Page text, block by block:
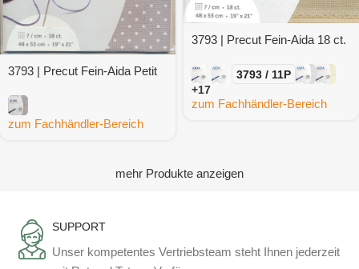
3793 | Precut Fein-Aida Petit
zum Fachhändler-Bereich
3793 | Precut Fein-Aida 18 ct.
3793 / 11P
+17
zum Fachhändler-Bereich
mehr Produkte anzeigen
SUPPORT
Unser kompetentes Vertriebsteam steht Ihnen jederzeit